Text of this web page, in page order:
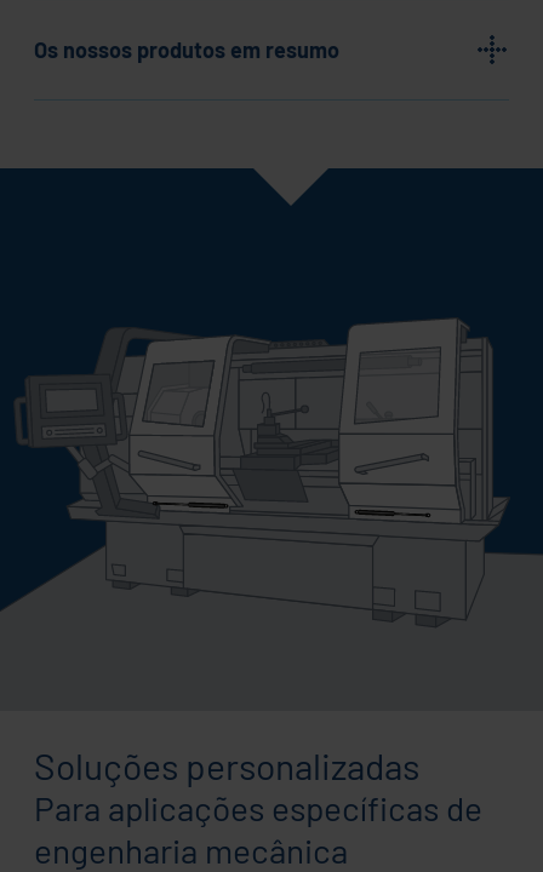
Os nossos produtos em resumo
Soluções personalizadas
Para aplicações específicas de
engenharia mecânica